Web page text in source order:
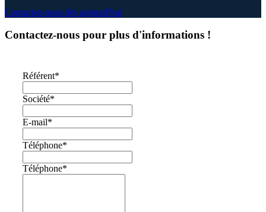
Contactez-nous dès aujourd'hui
Contactez-nous pour plus d'informations !
Référent*
Société*
E-mail*
Téléphone*
Téléphone*